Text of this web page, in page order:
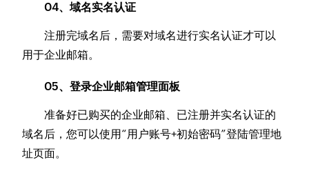
04、域名实名认证
注册完域名后，需要对域名进行实名认证才可以
用于企业邮箱。
05、登录企业邮箱管理面板
准备好已购买的企业邮箱、已注册并实名认证的
域名后，您可以使用“用户账号+初始密码”登陆管理地
址页面。